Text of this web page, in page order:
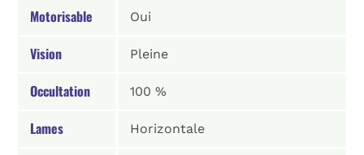
Motorisable Oui
Vision Pleine
Occultation 100 %
Lames Horizontale